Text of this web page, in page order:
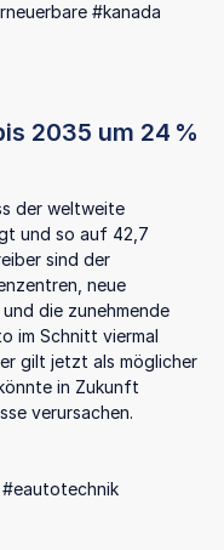
#kanada
2035 um 24 %
der weltweite
und so auf 42,7
sind der
neue
die zunehmende
im Schnitt viermal
gilt jetzt als möglicher
in Zukunft
verursachen.